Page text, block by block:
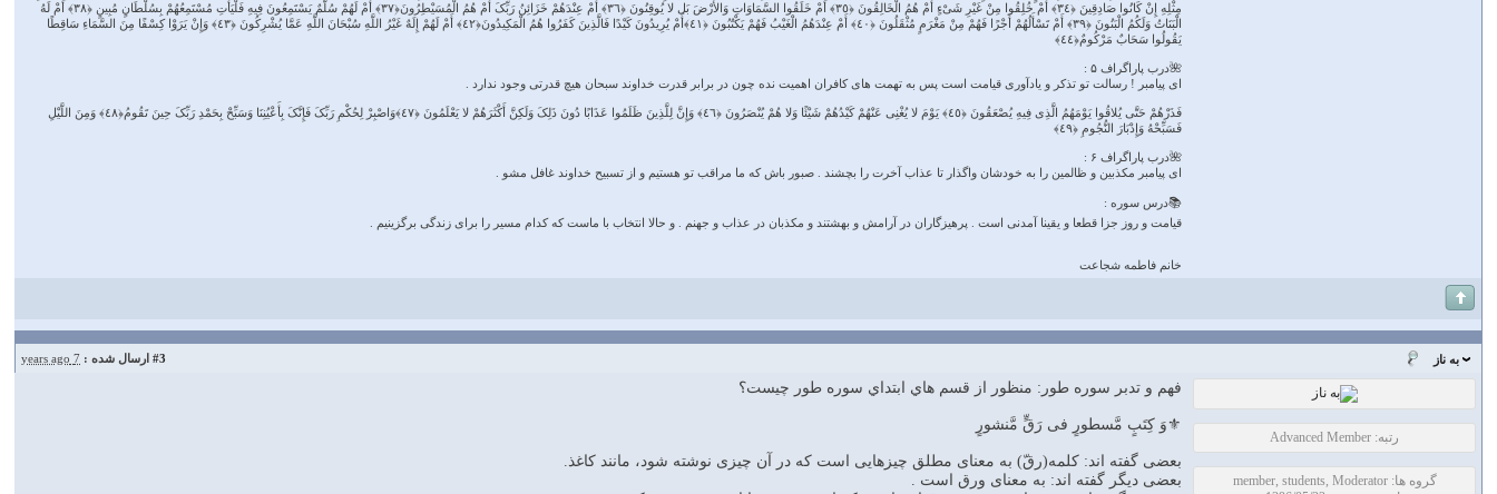
مِثْلِهِ إِنْ کَانُوا صَادِقِینَ ﴿٣٤﴾ أَمْ خُلِقُوا مِنْ غَیْرِ شَیْءٍ أَمْ هُمُ الْخَالِقُونَ ﴿٣٥﴾ أَمْ خَلَقُوا السَّمَاوَاتِ وَالأرْضَ بَل لا یُوقِنُونَ ﴿٣٦﴾ أَمْ عِنْدَهُمْ خَزَائِنُ رَبِّکَ أَمْ هُمُ الْمُسَیْطِرُونَ﴿٣٧﴾ أَمْ لَهُمْ سُلَّمٌ یَسْتَمِعُونَ فِیهِ فَلْیَأْتِ مُسْتَمِعُهُمْ بِسُلْطَانٍ مُبِینٍ ﴿٣٨﴾ أَمْ لَهُ
الْبَنَاتُ وَلَکُمُ الْبَنُونَ ﴿٣٩﴾ أَمْ تَسْأَلُهُمْ أَجْرًا فَهُمْ مِنْ مَغْرَمٍ مُثْقَلُونَ ﴿٤٠﴾ أَمْ عِنْدَهُمُ الْغَیْبُ فَهُمْ یَکْتُبُونَ ﴿٤١﴾أَمْ یُرِیدُونَ کَیْدًا فَالَّذِینَ کَفَرُوا هُمُ الْمَکِیدُونَ﴿٤٢﴾ أَمْ لَهُمْ إِلَهٌ غَیْرُ اللَّهِ سُبْحَانَ اللَّهِ عَمَّا یُشْرِکُونَ ﴿٤٣﴾ وَإِنْ یَرَوْا کِسْفًا مِنَ السَّمَاءِ سَاقِطًا
یَقُولُوا سَحَابٌ مَرْکُومٌ﴿٤٤﴾
🌺درب پاراگراف ۵ :
ای پیامبر ! رسالت تو تذکر و یادآوری قیامت است پس به تهمت های کافران اهمیت نده چون در برابر قدرت خداوند سبحان هیچ قدرتی وجود ندارد .
فَذَرْهُمْ حَتَّى یُلاقُوا یَوْمَهُمُ الَّذِی فِیهِ یُصْعَقُونَ ﴿٤٥﴾ یَوْمَ لا یُغْنِی عَنْهُمْ کَیْدُهُمْ شَیْئًا وَلا هُمْ یُنْصَرُونَ ‌﴿٤٦﴾ وَإِنَّ لِلَّذِینَ ظَلَمُوا عَذَابًا دُونَ ذَلِکَ وَلَکِنَّ أَکْثَرَهُمْ لا یَعْلَمُونَ ﴿٤٧﴾وَاصْبِرْ لِحُکْمِ رَبِّکَ فَإِنَّکَ بِأَعْیُنِنَا وَسَبِّحْ بِحَمْدِ رَبِّکَ حِینَ تَقُومُ﴿٤٨﴾ وَمِنَ اللَّیْلِ
فَسَبِّحْهُ وَإِدْبَارَ النُّجُومِ ﴿٤٩﴾
🌺درب پاراگراف ۶ :
ای پیامبر مکذبین و ظالمین را به خودشان واگذار تا عذاب آخرت را بچشند . صبور باش که ما مراقب تو هستیم و از تسبیح خداوند غافل مشو .
📚درس سوره :
قیامت و روز جزا قطعا و یقینا آمدنی است . پرهیزگاران در آرامش و بهشتند و مکذبان در عذاب و جهنم . و حالا انتخاب با ماست که کدام مسیر را برای زندگی برگزینیم .
خانم فاطمه شجاعت
به ناز #3 ارسال شده : 7 years ago
رتبه: Advanced Member
گروه ها: member, students, Moderator
فهم و تدبر سوره طور: منظور از قسم هاي ابتداي سوره طور چيست؟
⚜وَ كِتَبٍ مَّسطورٍ فى رَقٍّ مَّنشورٍ
بعضى گفته اند: كلمه(رقّ) به معناى مطلق چيزهايى است كه در آن چيزى نوشته شود، مانند كاغذ.
بعضى ديگر گفته اند: به معناى ورق است .